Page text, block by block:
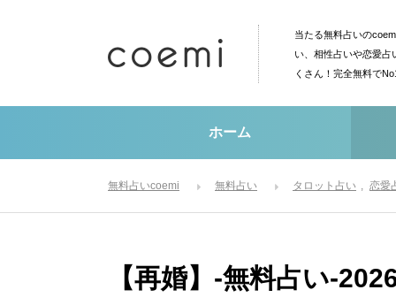
当たる無料占いの
い、相性占いや恋愛占
くさん！完全無料で
ホーム
無料占いcoemi 無料占い タロット占い 恋愛
【再婚】-無料占い-